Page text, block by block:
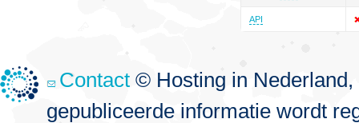
API
Contact © Hosting in
gepubliceerde informatie wordt